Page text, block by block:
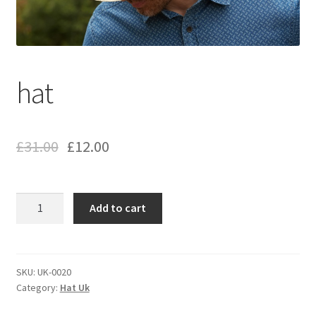
hat
£31.00 £12.00
Add to cart
SKU: UK-0020
Category: Hat Uk